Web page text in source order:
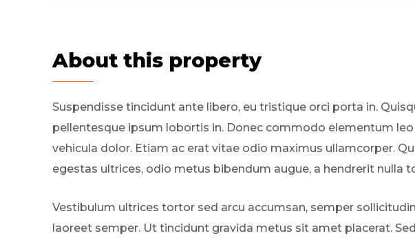
About this property
Suspendisse tincidunt ante libero, eu tristique orci porta in.
pellentesque ipsum lobortis in. Donec commodo elementum
vehicula dolor. Etiam ac erat vitae odio maximus ullamcorper.
egestas ultrices, odio metus bibendum augue, a hendrerit nulla
Vestibulum ultrices tortor sed arcu accumsan, semper
laoreet semper. Ut tincidunt gravida metus sit amet placerat.